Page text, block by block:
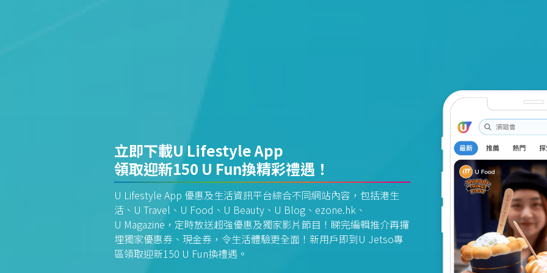
立即下載U Lifestyle App
領取迎新150 U Fun換精彩禮遇！
U Lifestyle App 優惠及生活資訊平台綜合不同網站內容，包括港生
活、U Travel、U Food、U Beauty、U Blog、ezone.hk、
U Magazine，定時放送超強優惠及獨家影片節目！睇完編輯推介再攞
埋獨家優惠券、現金券，令生活體驗更全面！新用戶即到U Jetso專
區領取迎新150 U Fun換禮遇。